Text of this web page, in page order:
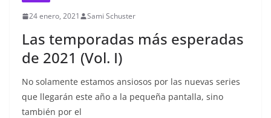
24 enero, 2021 Sami Schuster
Las temporadas más esperadas
de 2021 (Vol. I)
No solamente estamos ansiosos por las nuevas series
que llegarán este año a la pequeña pantalla, sino
también por el